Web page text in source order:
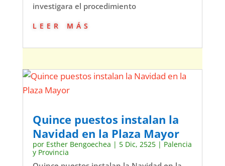
investigara el procedimiento
leer más
Quince puestos instalan la
Navidad en la Plaza Mayor
por Esther Bengoechea | 5 Dic, 2525| Palencia
y Provincia